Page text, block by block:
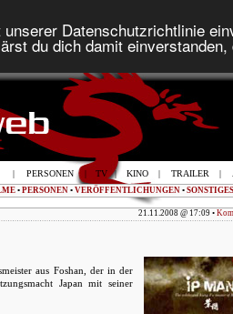
Datenschutzrichtlinie
du dich damit
| PERSONEN | TV | KINO | TRAILER |
• PERSONEN • VERÖFFENTLICHUNGEN • SONSTIGES
21.11.2008 @ 17:09 •
aus Foshan, der in der
Japan mit seiner